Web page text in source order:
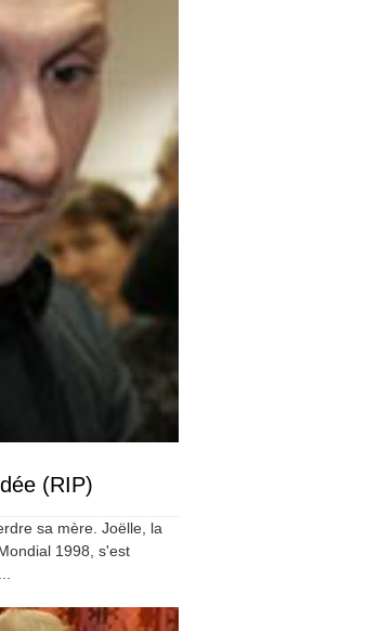
(RIP)
sa mère. Joëlle, la
1998, s'est